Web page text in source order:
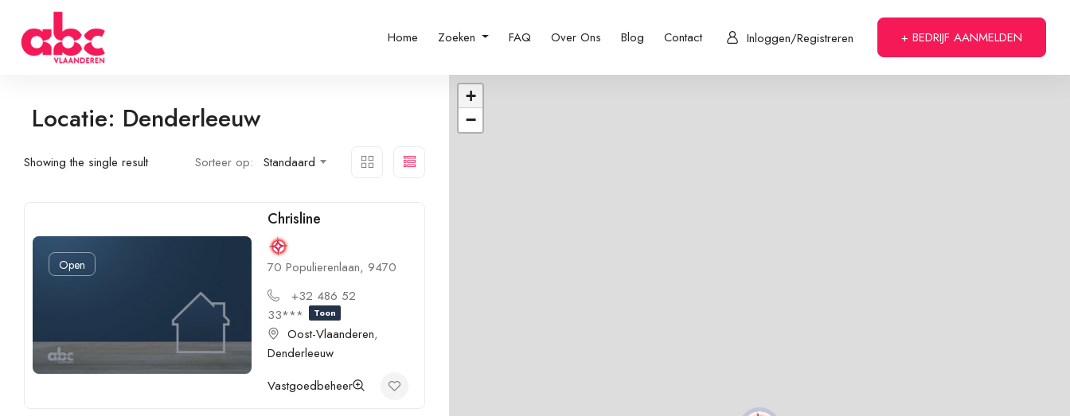
Home Zoeken FAQ Over Ons Blog Contact Inloggen/Registreren + BEDRIJF AANMELDEN
Locatie: Denderleeuw
Showing the single result Sorteer op: Standaard
Open
Chrisline
70 Populierenlaan, 9470
+32 486 52
33***
Toon
Oost-Vlaanderen,
Denderleeuw
Vastgoedbeheer
+
−